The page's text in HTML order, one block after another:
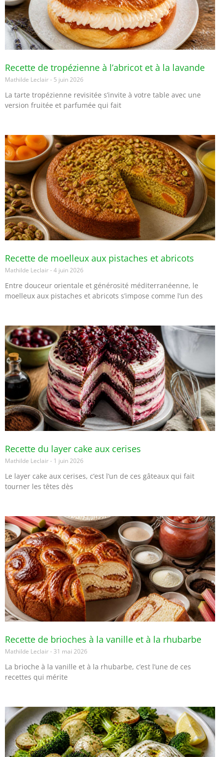
Recette de tropézienne à l’abricot et à la lavande
Mathilde Leclair 5 juin 2026
La tarte tropézienne revisitée s’invite à votre table avec une
version fruitée et parfumée qui fait
Recette de moelleux aux pistaches et abricots
Mathilde Leclair 4 juin 2026
Entre douceur orientale et générosité méditerranéenne, le
moelleux aux pistaches et abricots s’impose comme l’un des
Recette du layer cake aux cerises
Mathilde Leclair 1 juin 2026
Le layer cake aux cerises, c’est l’un de ces gâteaux qui fait
tourner les têtes dès
Recette de brioches à la vanille et à la rhubarbe
Mathilde Leclair 31 mai 2026
La brioche à la vanille et à la rhubarbe, c’est l’une de ces
recettes qui mérite